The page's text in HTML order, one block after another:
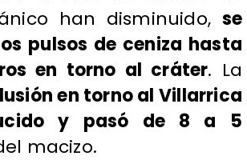
han disminuido, se
pulsos de ceniza hasta
en torno al cráter. La
en torno al Villarrica
y pasó de 8 a 5
macizo.